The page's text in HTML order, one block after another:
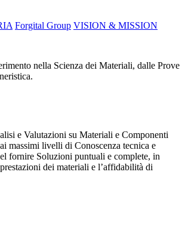
Forgital Group VISION & MISSION
nella Scienza dei Materiali, dalle Prove
e Valutazioni su Materiali e Componenti
massimi livelli di Conoscenza tecnica e
fornire Soluzioni puntuali e complete, in
dei materiali e l’affidabilità di